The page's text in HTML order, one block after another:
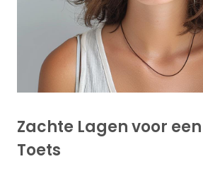
Zachte Lagen voor
Toets